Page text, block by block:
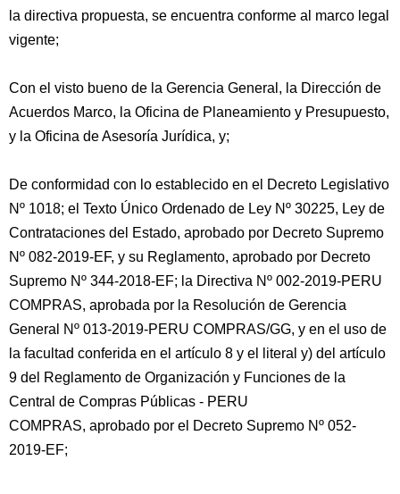
la directiva propuesta, se encuentra conforme al marco legal
vigente;
Con el visto bueno de la Gerencia General, la Dirección de
Acuerdos Marco, la Oficina de Planeamiento y Presupuesto,
y la Oficina de Asesoría Jurídica, y;
De conformidad con lo establecido en el Decreto Legislativo
Nº 1018; el Texto Único Ordenado de Ley Nº 30225, Ley de
Contrataciones del Estado, aprobado por Decreto Supremo
Nº 082-2019-EF, y su Reglamento, aprobado por Decreto
Supremo Nº 344-2018-EF; la Directiva Nº 002-2019-PERU
COMPRAS, aprobada por la Resolución de Gerencia
General Nº 013-2019-PERU COMPRAS/GG, y en el uso de
la facultad conferida en el artículo 8 y el literal y) del artículo
9 del Reglamento de Organización y Funciones de la
Central de Compras Públicas - PERU
COMPRAS, aprobado por el Decreto Supremo Nº 052-
2019-EF;